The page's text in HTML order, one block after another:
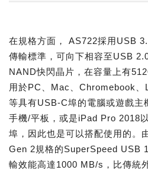
在規格方面， AS722採用USB
傳輸標準，可向下相容至USB
NAND快閃晶片，在容量上有
用於PC、Mac、Chromebook
等具有USB-C埠的電腦或遊戲主
手機/平板，或是iPad Pro 2018
埠，因此也是可以搭配使用的。
Gen 2規格的SuperSpeed USB
輸效能高達1000 MB/s，比傳統